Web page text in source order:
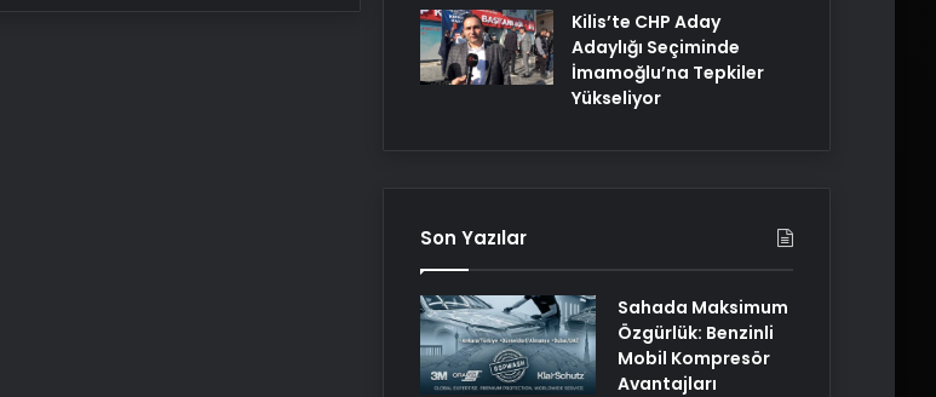
Kilis’te CHP Aday
Adaylığı Seçiminde
İmamoğlu’na Tepkiler
Yükseliyor
Son Yazılar
Sahada Maksimum
Özgürlük: Benzinli
Mobil Kompresör
Avantajları